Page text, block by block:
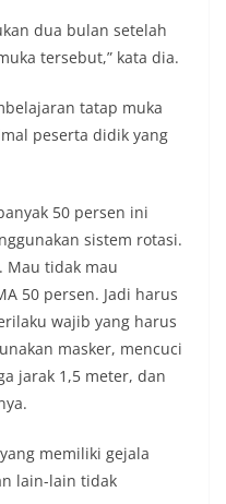
dua bulan setelah
tersebut,” kata dia.
tatap muka
peserta didik yang
50 persen ini
sistem rotasi.
Mau tidak mau
50 persen. Jadi harus
wajib yang harus
masker, mencuci
jarak 1,5 meter, dan
memiliki gejala
lain-lain tidak